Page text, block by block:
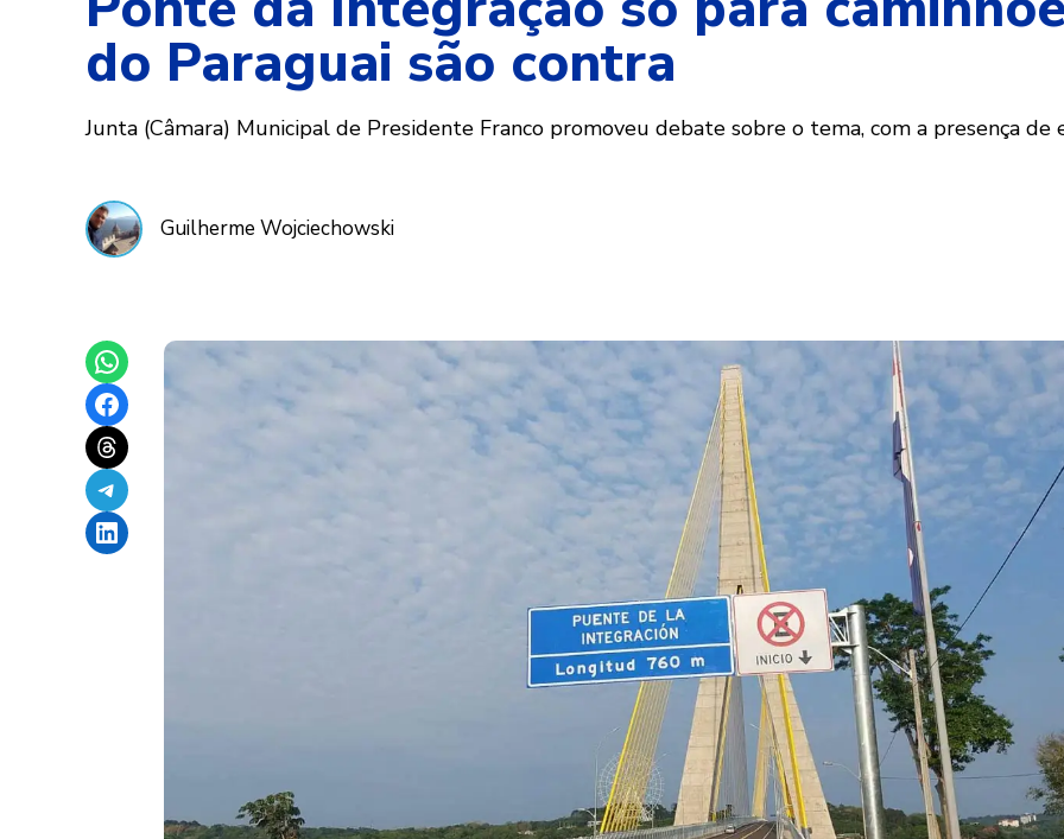
do Paraguai são contra
Junta (Câmara) Municipal de Presidente Franco promoveu debate sobre o tema, com a presença de
Guilherme Wojciechowski
Share on WhatsApp
Share on Facebook
Share on Threads
Share on Telegram
Share on LinkedIn